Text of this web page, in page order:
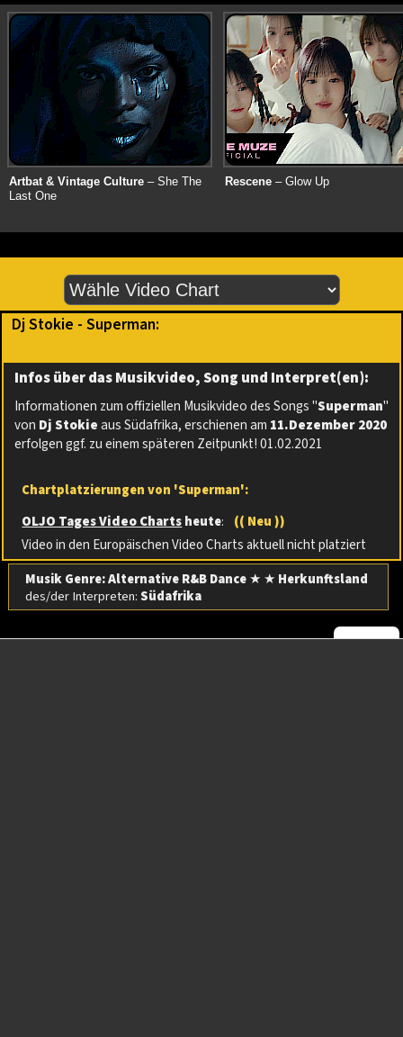
Artbat & Vintage Culture – She The
Last One
Rescene – Glow Up
Dj Stokie - Superman:
Infos über das Musikvideo, Song und Interpret(en):
Informationen zum offiziellen Musikvideo des Songs "Superman"
von Dj Stokieaus Südafrika, erschienen am 11.Dezember 2020
erfolgen ggf. zu einem späteren Zeitpunkt! 01.02.2021
Chartplatzierungen von 'Superman':
OLJO Tages Video Chartsheute:
(( Neu ))
Video in den Europäischen Video Charts aktuell nicht platziert
Musik Genre: Alternative R&B Dance★ ★ Herkunftsland
des/der Interpreten:Südafrika